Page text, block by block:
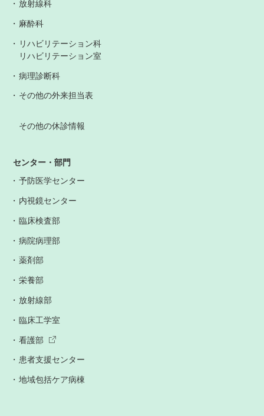
放射線科
麻酔科
リハビリテーション科
リハビリテーション室
病理診断科
その他の外来担当表
その他の休診情報
センター・部門
予防医学センター
内視鏡センター
臨床検査部
病院病理部
薬剤部
栄養部
放射線部
臨床工学室
看護部
患者支援センター
地域包括ケア病棟